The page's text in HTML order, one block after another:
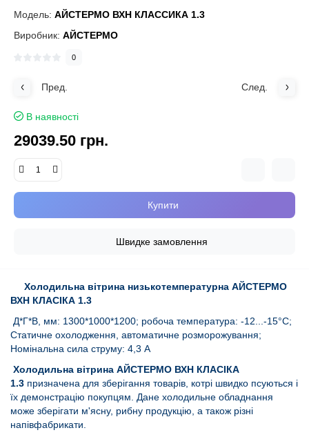
Модель: АЙСТЕРМО ВХН КЛАССИКА 1.3
Виробник: АЙСТЕРМО
0
Пред. След.
В наявності
29039.50 грн.
Купити
Швидке замовлення
Холодильна вітрина низькотемпературна АЙСТЕРМО
ВХН КЛАСІКА 1.3
Д*Г*В, мм: 1300*1000*1200; робоча температура: -12...-15°C;
Статичне охолодження, автоматичне розморожування;
Номінальна сила струму: 4,3 А
Холодильна вітрина АЙСТЕРМО ВХН КЛАСІКА
1.3 призначена для зберігання товарів, котрі швидко псуються і
їх демонстрацію покупцям. Дане холодильне обладнання
може зберігати м'ясну, рибну продукцію, а також різні
напівфабрикати.